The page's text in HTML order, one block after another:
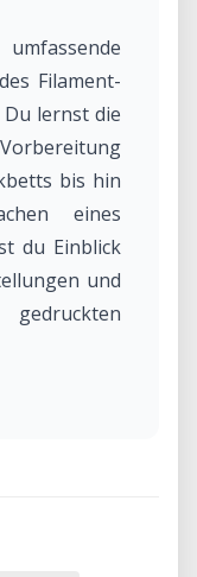
Filament-
lernst die
bis hin
eines
du Einblick
und